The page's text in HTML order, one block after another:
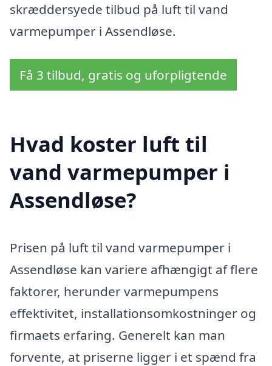
skræddersyede tilbud på luft til vand
varmepumper i Assendløse.
Få 3 tilbud, gratis og uforpligtende
Hvad koster luft til
vand varmepumper i
Assendløse?
Prisen på luft til vand varmepumper i
Assendløse kan variere afhængigt af flere
faktorer, herunder varmepumpens
effektivitet, installationsomkostninger og
firmaets erfaring. Generelt kan man
forvente, at priserne ligger i et spænd fra